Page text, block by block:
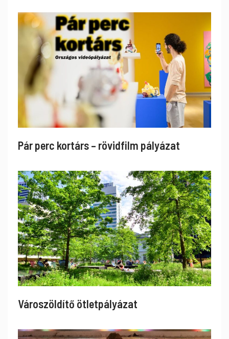
Pár perc kortárs – rövidfilm pályázat
Városzöldítő ötletpályázat